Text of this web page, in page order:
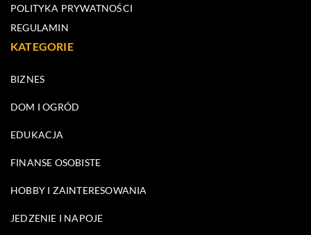
POLITYKA PRYWATNOŚCI
REGULAMIN
KATEGORIE
BIZNES
DOM I OGRÓD
EDUKACJA
FINANSE OSOBISTE
HOBBY I ZAINTERESOWANIA
JEDZENIE I NAPOJE